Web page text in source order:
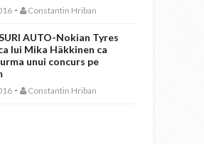
- Constantin Hriban
AUTO-Nokian Tyres
lui Mika Häkkinen ca
unui concurs pe
- Constantin Hriban